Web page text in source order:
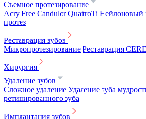
Съемное протезирование
Acry Free Candulor QuattroTi Нейлоновый
протез
Реставрация зубов
Микропротезирование Реставрация
Хирургия
Удаление зубов
Сложное удаление Удаление зуба
ретинированного зуба
Имплантация зубов